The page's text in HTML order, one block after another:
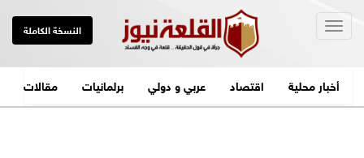
النسخة الكاملة
أخبار محلية اقتصاد عربي و دولي برلمانيات مقالات